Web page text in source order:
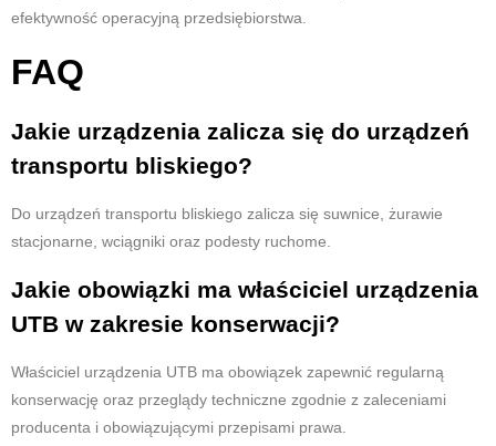
efektywność operacyjną przedsiębiorstwa.
FAQ
Jakie urządzenia zalicza się do urządzeń
transportu bliskiego?
Do urządzeń transportu bliskiego zalicza się suwnice, żurawie
stacjonarne, wciągniki oraz podesty ruchome.
Jakie obowiązki ma właściciel urządzenia
UTB w zakresie konserwacji?
Właściciel urządzenia UTB ma obowiązek zapewnić regularną
konserwację oraz przeglądy techniczne zgodnie z zaleceniami
producenta i obowiązującymi przepisami prawa.